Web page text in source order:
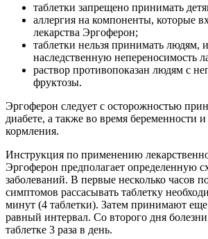
таблетки запрещено принимать
аллергия на компоненты, которые
лекарства Эргоферон;
таблетки нельзя принимать
наследственную непереносимость
раствор противопоказан людям с
фруктозы.
Эргоферон следует с осторожностью
диабете, а также во время беременности
кормления.
Инструкция по применению
Эргоферон предполагает определенную
заболеваний. В первые несколько часов
симптомов рассасывать таблетку
минут (4 таблетки). Затем принимают еще
равный интервал. Со второго дня
таблетке 3 раза в день.